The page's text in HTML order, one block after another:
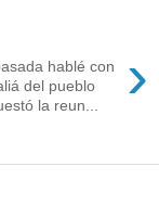
›
hablé con
del pueblo
la reun...